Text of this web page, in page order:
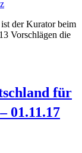
ist der Kurator beim
Vorschlägen die
für
01.11.17